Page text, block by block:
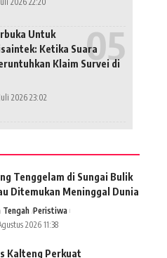
Untuk
Ketika Suara
Klaim Survei di
2026 23:02
Tenggelam di Sungai Bulik
Ditemukan Meninggal Dunia
Tengah Peristiwa
2026 11:38
Kalteng Perkuat